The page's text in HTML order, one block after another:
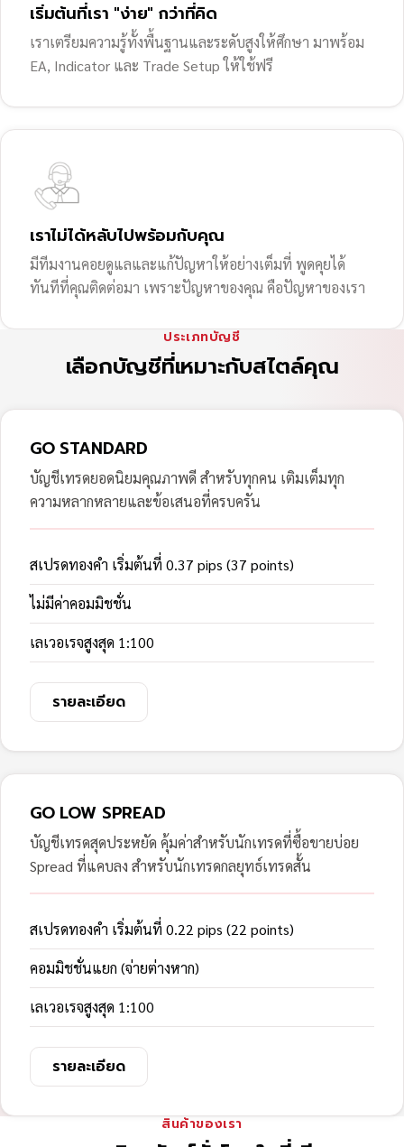
เริ่มต้นที่เรา "ง่าย" กว่าที่คิด
เราเตรียมความรู้ทั้งพื้นฐานและระดับสูงให้ศึกษา มาพร้อม
EA, Indicator และ Trade Setup ให้ใช้ฟรี
เราไม่ได้หลับไปพร้อมกับคุณ
มีทีมงานคอยดูแลและแก้ปัญหาให้อย่างเต็มที่ พูดคุยได้
ทันทีที่คุณติดต่อมา เพราะปัญหาของคุณ คือปัญหาของเรา
ประเภทบัญชี
เลือกบัญชีที่เหมาะกับสไตล์คุณ
GO STANDARD
บัญชีเทรดยอดนิยมคุณภาพดี สำหรับทุกคน เติมเต็มทุก
ความหลากหลายและข้อเสนอที่ครบครัน
สเปรดทองคำ เริ่มต้นที่ 0.37 pips (37 points)
ไม่มีค่าคอมมิชชั่น
เลเวอเรจสูงสุด 1:100
รายละเอียด
GO LOW SPREAD
บัญชีเทรดสุดประหยัด คุ้มค่าสำหรับนักเทรดที่ซื้อขายบ่อย
Spread ที่แคบลง สำหรับนักเทรดกลยุทธ์เทรดสั้น
สเปรดทองคำ เริ่มต้นที่ 0.22 pips (22 points)
คอมมิชชั่นแยก (จ่ายต่างหาก)
เลเวอเรจสูงสุด 1:100
รายละเอียด
สินค้าของเรา